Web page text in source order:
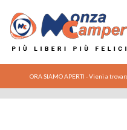
ORA SIAMO APERTI - Vieni a